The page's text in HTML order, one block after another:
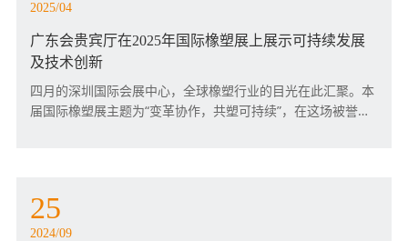
广东会贵宾厅在2025年国际橡塑展上展示可持续发展
及技术创新
四月的深圳国际会展中心，全球橡塑行业的目光在此汇聚。本
届国际橡塑展主题为“变革协作，共塑可持续”，在这场被誉为
2025/04
25
2024/09